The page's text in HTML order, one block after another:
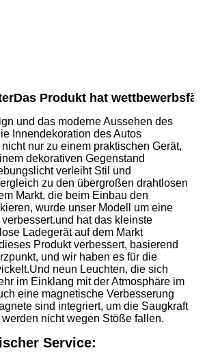
Das Produkt hat
und das moderne Aussehen des
Innendekoration des Autos
nur zu einem praktischen Gerät,
dekorativen Gegenstand
verleiht Stil und
zu den übergroßen drahtlosen
Markt, die beim Einbau den
wurde unser Modell um eine
hat das kleinste
Ladegerät auf dem Markt
Produkt verbessert, basierend
und wir haben es für die
neun Leuchten, die sich
im Einklang mit der Atmosphäre im
eine magnetische Verbesserung
sind integriert, um die Saugkraft
nicht wegen Stöße fallen.
Service: